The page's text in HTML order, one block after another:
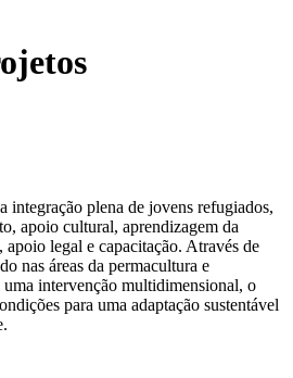
integração plena de jovens refugiados,
apoio cultural, aprendizagem da
legal e capacitação. Através de
nas áreas da permacultura e
intervenção multidimensional, o
para uma adaptação sustentável